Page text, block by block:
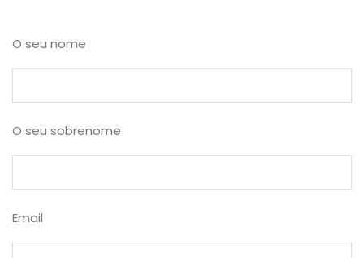
O seu nome
O seu sobrenome
Email